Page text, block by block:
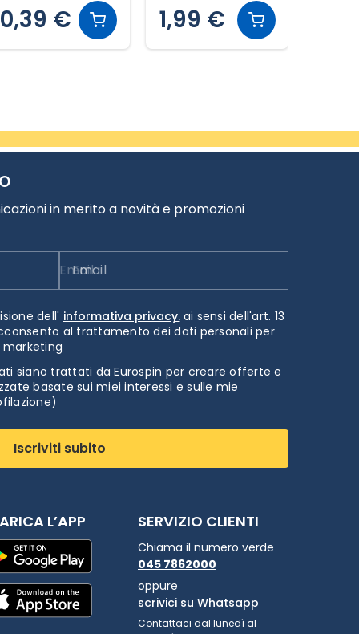
1,99 € 0,55 €
in merito a novità e promozioni
Email
dell' informativa privacy.ai sensi dell'art. 13
al trattamento dei dati personali per
siano trattati da Eurospin per creare offerte e
basate sui miei interessi e sulle mie
Iscriviti subito
L’APP SERVIZIO CLIENTI
Chiama il numero verde
045 7862000
oppure
scrivici su Whatsapp
Contattaci dal lunedì al